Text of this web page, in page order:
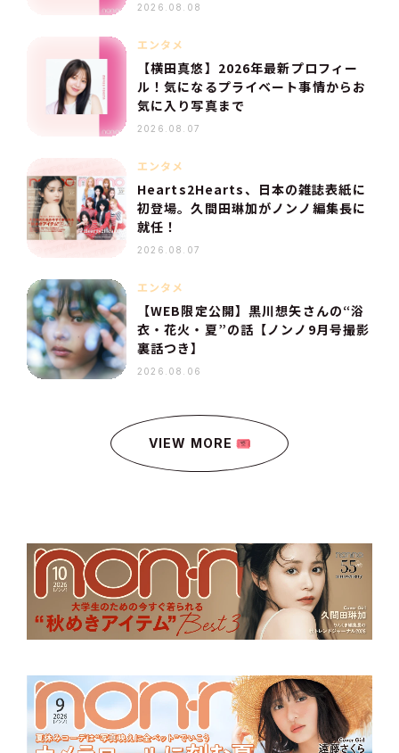
2026.08.08
エンタメ
【横田真悠】2026年最新プロフィー
ル！気になるプライベート事情からお
気に入り写真まで
2026.08.07
エンタメ
Hearts2Hearts、日本の雑誌表紙に
初登場。久間田琳加がノンノ編集長に
就任！
2026.08.07
エンタメ
【WEB限定公開】黒川想矢さんの“浴
衣・花火・夏”の話【ノンノ9月号撮影
裏話つき】
2026.08.06
VIEW MORE